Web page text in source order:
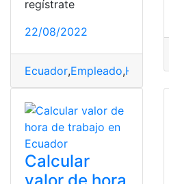
regístrate
22/08/2022
Ecuador,Empleado,Horas
Calcular